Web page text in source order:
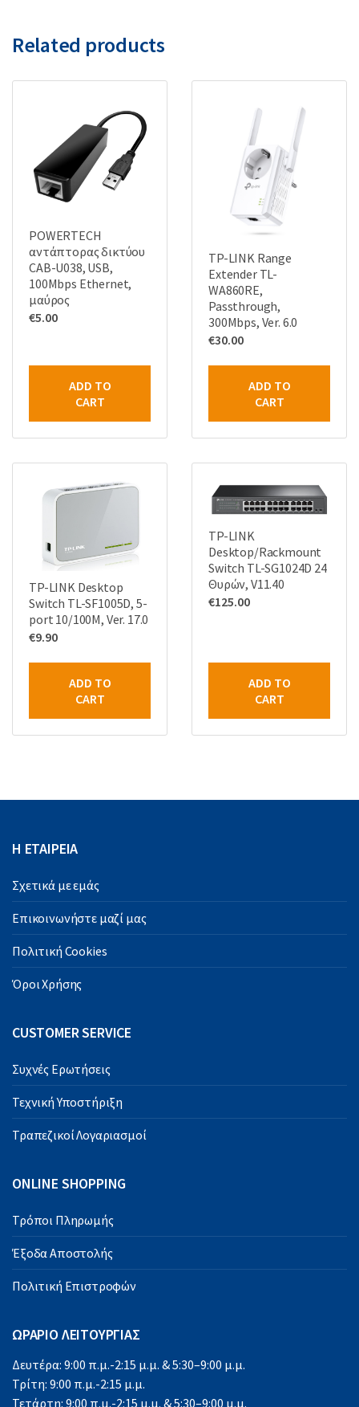
Related products
POWERTECH
αντάπτορας δικτύου
CAB-U038, USB,
100Mbps Ethernet,
μαύρος
€5.00
ADD TO
CART
TP-LINK Range
Extender TL-
WA860RE,
Passthrough,
300Mbps, Ver. 6.0
€30.00
ADD TO
CART
TP-LINK Desktop
Switch TL-SF1005D, 5-
port 10/100M, Ver. 17.0
€9.90
ADD TO
CART
TP-LINK
Desktop/Rackmount
Switch TL-SG1024D 24
Θυρών, V11.40
€125.00
ADD TO
CART
Η ΕΤΑΙΡΕΙΑ
Σχετικά με εμάς
Επικοινωνήστε μαζί μας
Πολιτική Cookies
Όροι Χρήσης
CUSTOMER SERVICE
Συχνές Ερωτήσεις
Τεχνική Υποστήριξη
Τραπεζικοί Λογαριασμοί
ONLINE SHOPPING
Τρόποι Πληρωμής
Έξοδα Αποστολής
Πολιτική Επιστροφών
ΩΡΑΡΙΟ ΛΕΙΤΟΥΡΓΙΑΣ
Δευτέρα: 9:00 π.μ.-2:15 μ.μ. & 5:30–9:00 μ.μ.
Τρίτη: 9:00 π.μ.-2:15 μ.μ.
Τετάρτη: 9:00 π.μ.-2:15 μ.μ. & 5:30–9:00 μ.μ.